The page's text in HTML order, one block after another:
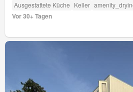
Ausgestattete Küche Keller
Vor 30+ Tagen